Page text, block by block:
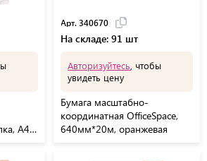
А4,
Арт. 340670
На складе: 91 шт
Авторизуйтесь , чтобы
увидеть цену
Бумага масштабно-
координатная OfficeSpace,
640мм*20м, оранжевая